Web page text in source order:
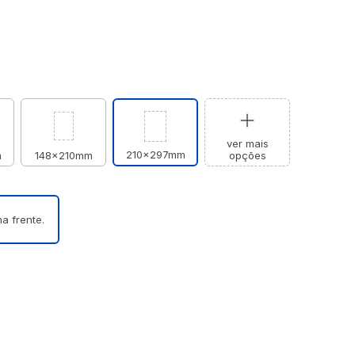
148x210mm 210x297mm
ver mais
opções
frente.